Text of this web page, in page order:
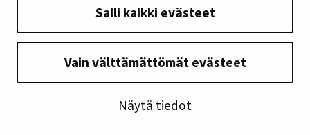
Salli kaikki evästeet
Vain välttämättömät evästeet
Näytä tiedot
Mene sivun ylälaitaan